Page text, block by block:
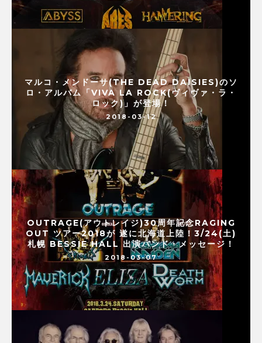
マルコ・メンドーサ(THE DEAD DAISIES)のソ
ロ・アルバム「VIVA LA ROCK(ヴィヴァ・ラ・
ロック)」が登場！
2018-03-12
OUTRAGE(アウトレイジ)30周年記念RAGING
OUT ツアー2018が 遂に北海道上陸！3/24(土)
札幌 BESSIE HALL 出演バンド・メッセージ！
2018-03-07